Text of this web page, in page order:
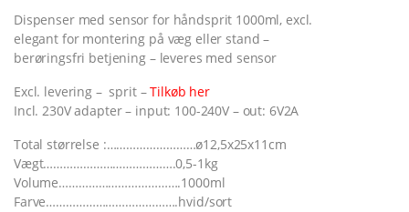
Dispenser med sensor for håndsprit 1000ml, excl.
elegant for montering på væg eller stand –
berøringsfri betjening – leveres med sensor
Excl. levering – sprit –Tilkøb her
Incl. 230V adapter – input: 100-240V – out: 6V2A
Total størrelse :………………………ø12,5x25x11cm
Vægt………………………………….0,5-1kg
Volume……………………………….1000ml
Farve………………………………….hvid/sort